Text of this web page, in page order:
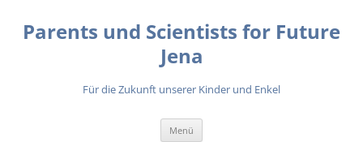
springen
Parents und Scientists for Future
Jena
Für die Zukunft unserer Kinder und Enkel
Menü